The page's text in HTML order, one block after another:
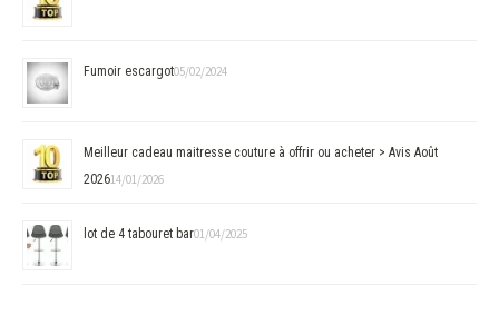
Fumoir escargot05/02/2024
Meilleur cadeau maitresse couture à offrir ou acheter > Avis Août
202614/01/2026
lot de 4 tabouret bar01/04/2025